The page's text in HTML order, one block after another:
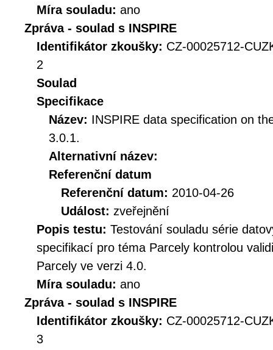
Míra souladu: ano
Zpráva - soulad s INSPIRE
Identifikátor zkoušky: CZ-00025712-
2
Soulad
Specifikace
Název: INSPIRE data specification on
3.0.1.
Alternativní název:
Referenční datum
Referenční datum: 2010-04-26
Událost: zveřejnění
Popis testu: Testování souladu série
specifikací pro téma Parcely kontrolou
Parcely ve verzi 4.0.
Míra souladu: ano
Zpráva - soulad s INSPIRE
Identifikátor zkoušky: CZ-00025712-
3